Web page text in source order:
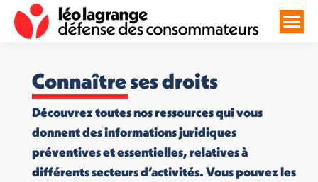
Connaître ses droits
Découvrez toutes nos ressources qui vous
donnent des informations juridiques
préventives et essentielles, relatives à
différents secteurs d’activités. Vous pouvez les